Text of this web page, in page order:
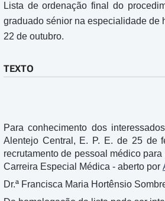
Lista de ordenação final do
graduado sénior na especialidade
22 de outubro.
TEXTO
Para conhecimento dos
Alentejo Central, E. P. E. de 25 de
recrutamento de pessoal médico
Carreira Especial Médica - aberto por
Dr.ª Francisca Maria Hortênsio